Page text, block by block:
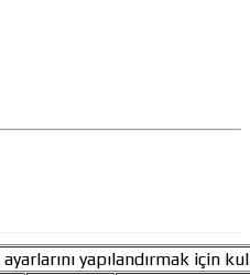
yapılandırmak için